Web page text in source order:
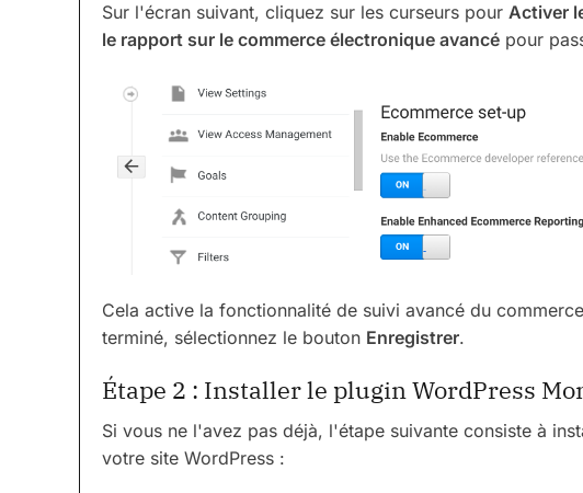
Sur l'écran suivant, cliquez sur les curseurs pour Activer
le rapport sur le commerce électronique avancé pour
Cela active la fonctionnalité de suivi avancé du
terminé, sélectionnez le bouton Enregistrer.
Étape 2 : Installer le plugin WordPress
Si vous ne l'avez pas déjà, l'étape suivante consiste à
votre site WordPress :